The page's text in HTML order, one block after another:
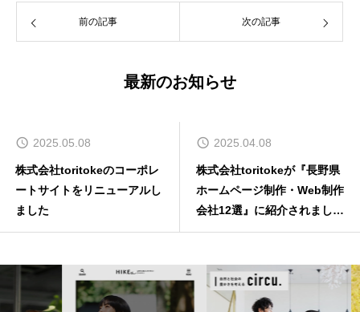
前の記事 次の記事
最新のお知らせ
2025.05.08
株式会社toritokeのコーポレ
ートサイトをリニューアルし
ました
2025.04.08
株式会社toritokeが『長野県
ホームページ制作・Web制作
会社12選』に紹介されました
（株式会社UOCC）